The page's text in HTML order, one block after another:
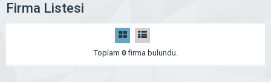
Firma Listesi
Toplam 0firma bulundu.